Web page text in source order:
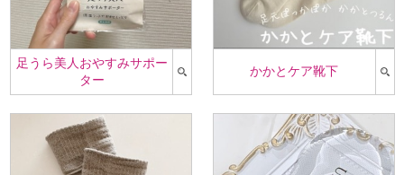
足うら美人おやすみサポー
ター
かかとケア靴下